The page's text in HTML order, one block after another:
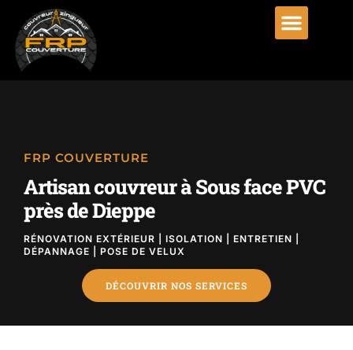
FRP COUVERTURE
Artisan couvreur à Sous face PVC
près de Dieppe
RÉNOVATION EXTÉRIEUR | ISOLATION | ENTRETIEN |
DÉPANNAGE | POSE DE VELUX
DÉCOUVRIR NOS SERVICES